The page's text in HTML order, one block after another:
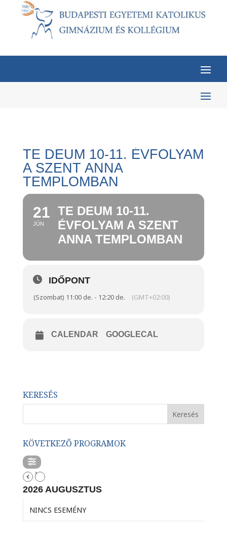
TE DEUM 10-11. ÉVFOLYAM
A SZENT ANNA
TEMPLOMBAN
21
JÚN
TE DEUM 10-11.
ÉVFOLYAM A SZENT
ANNA TEMPLOMBAN
IDŐPONT
(Szombat) 11:00 de. - 12:20 de. (GMT+02:00)
CALENDAR GOOGLECAL
KERESÉS
KÖVETKEZŐ PROGRAMOK
2026 AUGUSZTUS
NINCS ESEMÉNY